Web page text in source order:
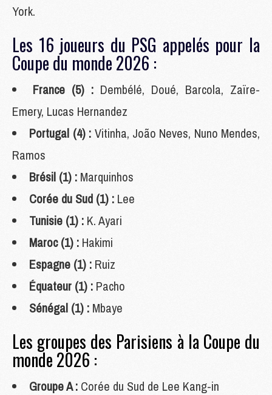
York.
Les 16 joueurs du PSG appelés pour la
Coupe du monde 2026 :
France (5) : Dembélé, Doué, Barcola, Zaïre-
Emery, Lucas Hernandez
Portugal (4) : Vitinha, João Neves, Nuno Mendes,
Ramos
Brésil (1) : Marquinhos
Corée du Sud (1) : Lee
Tunisie (1) : K. Ayari
Maroc (1) : Hakimi
Espagne (1) : Ruiz
Équateur (1) : Pacho
Sénégal (1) : Mbaye
Les groupes des Parisiens à la Coupe du
monde 2026 :
Groupe A : Corée du Sud de Lee Kang-in